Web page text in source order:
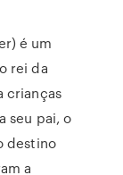
é um
rei da
crianças
seu pai, o
destino
a